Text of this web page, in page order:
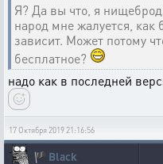
Я? Да вы что, я
народ мне жалуется, как
зависит. Может потому
бесплатное?
надо как в последней
17 Октября 2019 21:16:56
🏴 Black